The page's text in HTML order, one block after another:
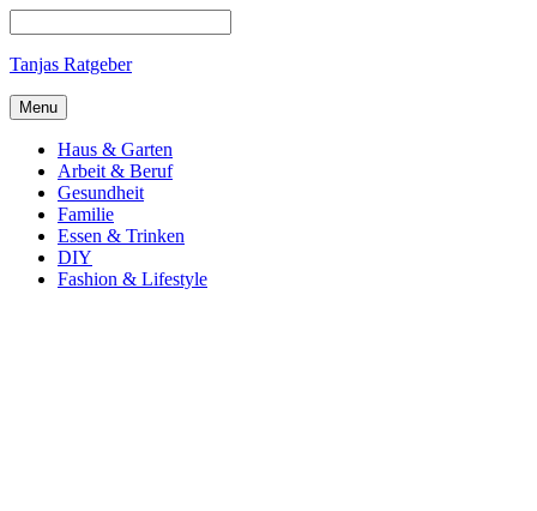
Tanjas Ratgeber
Menu
Haus & Garten
Arbeit & Beruf
Gesundheit
Familie
Essen & Trinken
DIY
Fashion & Lifestyle